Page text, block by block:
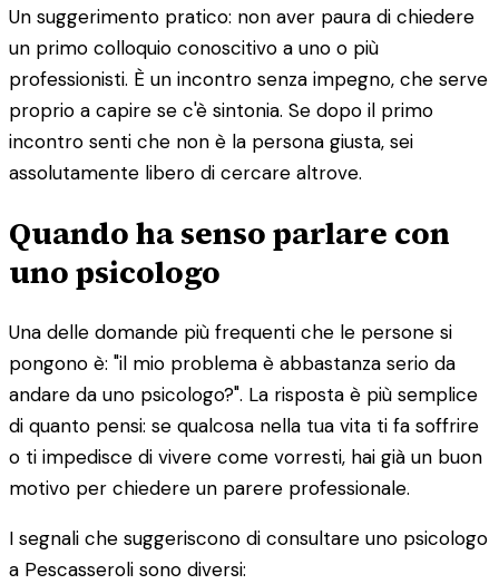
Un suggerimento pratico: non aver paura di chiedere
un primo colloquio conoscitivo a uno o più
professionisti. È un incontro senza impegno, che serve
proprio a capire se c'è sintonia. Se dopo il primo
incontro senti che non è la persona giusta, sei
assolutamente libero di cercare altrove.
Quando ha senso parlare con
uno psicologo
Una delle domande più frequenti che le persone si
pongono è: "il mio problema è abbastanza serio da
andare da uno psicologo?". La risposta è più semplice
di quanto pensi: se qualcosa nella tua vita ti fa soffrire
o ti impedisce di vivere come vorresti, hai già un buon
motivo per chiedere un parere professionale.
I segnali che suggeriscono di consultare uno psicologo
a Pescasseroli sono diversi: